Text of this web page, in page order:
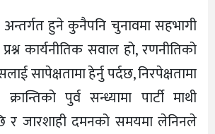
अन्तर्गत हुने कुनैपनि चुनावमा सहभागी
कार्यनीतिक सवाल हो, रणनीतिको
सापेक्षतामा हेर्नु पर्दछ, निरपेक्षतामा
पुर्व सन्ध्यामा पार्टी माथी
र जारशाही दमनको समयमा लेनिनले